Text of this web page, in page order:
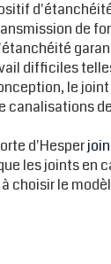
de
difficiles
le
canalisations
d'Hesper
les joints en
choisir le